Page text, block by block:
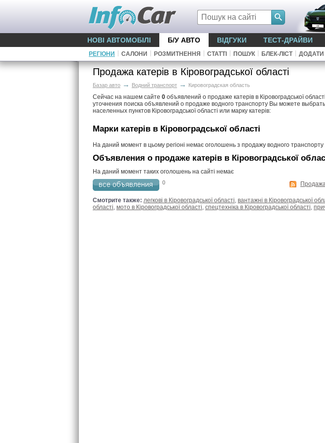
НОВІ АВТОМОБІЛІ Б/У АВТО ВІДГУКИ ТЕСТ-ДРАЙВИ
РЕГІОНИ САЛОНИ РОЗМИТНЕННЯ СТАТТІ ПОШУК БЛЕК-ЛІСТ ДОДАТИ
Продажа катерів в Кіровоградської області
Базар авто → Водний транспорт → Кировоградская область
Сейчас на нашем сайте 0 объявлений о продаже катерів в Кіровоградської
уточнения поиска объявлений о продаже водного транспорту Вы можете
населенных пунктов Кіровоградської області или марку катерів:
Марки катерів в Кіровоградської області
На даний момент в цьому регіоні немає оголошень з продажу водного транспорту
Объявления о продаже катерів в Кіровоградської
На даний момент таких оголошень на сайті немає
Продажа
0
Смотрите также: легкові в Кіровоградської області, вантажні в Кіровоградської
області, мото в Кіровоградської області, спецтехніка в Кіровоградської області,